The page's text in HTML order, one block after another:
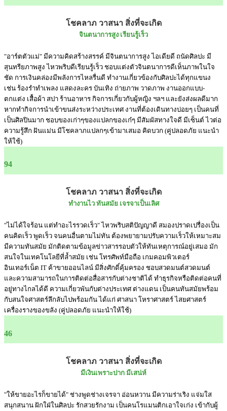
โชคลาภ วาสนา สิ่งที่จะเกิด
จินตนาการสูง เรียนรู้เร็ว
"อาร์ตตัวแม่" มีความคิดสร้างสรรค์ มีจินตนาการสูง ไอเดียดี ถนัดศิลปะ มี
สุนทรียภาพสูง ไหวพริบดีเรียนรู้เร็ว ชอบแต่งตัวจินตนาการดีเห็นภาพในใจ
ชัด การเงินคล่องมีพลังการไหลรื่นดี ทำงานเกี่ยวข้องกับศิลปะได้ทุกแขนง
เช่น ร้องรำทำเพลง แสดงละคร บันเทิง ถ่ายภาพ วาดภาพ งานออกแบบ-
ตกแต่ง เสื้อผ้า สปา ร้านอาหาร กิจการเกี่ยวกับผู้หญิง ฯลฯ และยังส่งผลดีมาก
หากทำกิจการนำเข้าขนส่งระหว่างประเทศ งานที่ต้องเดินทางบ่อยๆ เป็นคนที่
เป็นศิลปินมาก ชอบของเก่าๆของแปลกของเก๋ๆ มีสัมผัสทางใจดี มีเซ็นต์ ไวต่อ
ความรู้สึก ฝันแม่น มีโชคลาภแปลกๆเข้ามาเสมอ คิดบวก (คู่ปลอดภัย แนะนำ
ให้ใช้)
94
โชคลาภ วาสนา สิ่งที่จะเกิด
ทำงานไว ทันสมัย เจรจาเป็นเลิศ
"ไม่ได้ใจร้อน แต่ทำอะไรรวดเร็ว" ไหวพริบสติปัญญาดี สมองปราดเปรื่องเป็น
คนคิดเร็ว พูดเร็ว จนคนอื่นตามไม่ทัน ต้องพยายามปรับความเร็วให้เหมาะสม
มีความทันสมัย มักติดตามข้อมูลข่าวสารรอบตัวให้ทันเหตุการณ์อยู่เสมอ มัก
สนใจในเทคโนโลยีที่ล้ำสมัย เช่น โทรศัพท์มือถือ เกมคอมพิวเตอร์
อินเทอร์เน็ต IT ค้าขายออนไลน์ มีสิ่งศักดิ์คุ้มครอง ชอบสวดมนต์สวดมนต์
และความสามารถในการติดต่อสื่อสารกับต่างชาติได้ ทำธุรกิจหรือติดต่อคนที่
อยู่ทางไกลได้ดี ความเกี่ยวพันกับต่างประเทศ ต่างแดน เป็นคนทันสมัยพร้อม
กับสนใจศาสตร์ลึกลับไปพร้อมกัน ได้แก่ ศาสนา โหราศาสตร์ ไสยศาสตร์
เครื่องรางของขลัง (คู่ปลอดภัย แนะนำให้ใช้)
46
โชคลาภ วาสนา สิ่งที่จะเกิด
มีเงินเพราะปาก มีเสน่ห์
"ให้ขายอะไรก็ขายได้" ช่างพูดช่างเจรจา อ่อนหวาน มีความร่าเริง แจ่มใส
สนุกสนาน ฝักใฝ่ในศิลปะ รักสวยรักงาม เป็นคนโรแมนติกเอาใจเก่ง เข้ากับผู้